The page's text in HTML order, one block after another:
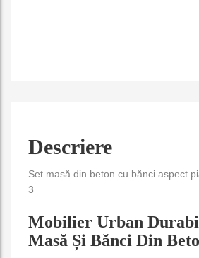
Descriere
Set masă din beton cu bănci aspect
3
Mobilier Urban
Masă Și Bănci Din